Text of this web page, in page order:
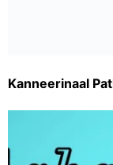
Kanneerinaal